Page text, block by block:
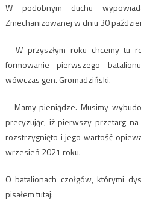
W podobnym duchu
Zmechanizowanej w dniu 30
– W przyszłym roku chcemy tu
formowanie pierwszego
wówczas gen. Gromadziński.
– Mamy pieniądze. Musimy
precyzując, iż pierwszy przetarg
rozstrzygnięto i jego wartość
wrzesień 2021 roku.
O batalionach czołgów, którymi
pisałem tutaj: